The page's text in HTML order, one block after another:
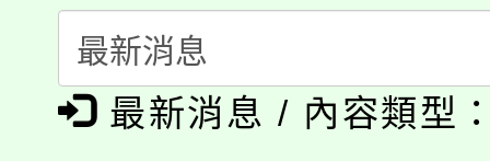
代理(課)教師甄選結果(
轉知中國文化大學推廣
《TA101》溝通分析基
淨零綠生活教案入校路
會
115年食農教育專業人
最新消息 / 內容類型